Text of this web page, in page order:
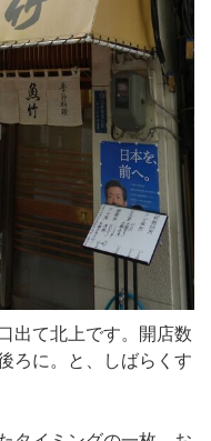
出て北上です。開店数
ろに。と、しばらくす